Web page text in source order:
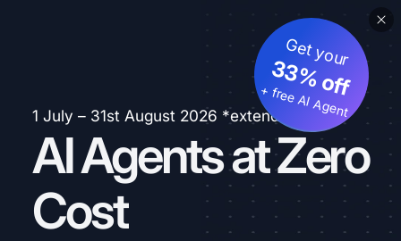
1 July – 31st August 2026 *extended
AI Agents at Zero
Cost
Get your
33% off
+ free AI Agent